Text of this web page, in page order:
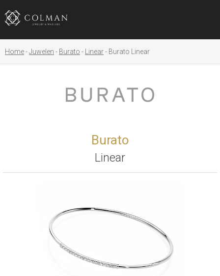
Home Juwelen Burato Linear Burato Linear
Burato
Linear